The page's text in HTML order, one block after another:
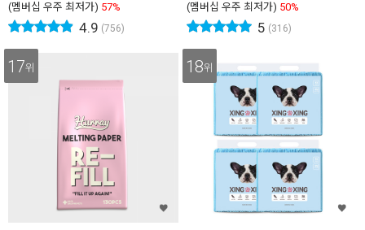
(멤버십 우주 최저가) 57%
4.9 (756)
(멤버십 우주 최저가) 50%
5 (316)
17위 18위